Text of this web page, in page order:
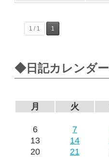
1 / 1 1
◆日記カレンダー
月
火
6
7
13
14
20
21